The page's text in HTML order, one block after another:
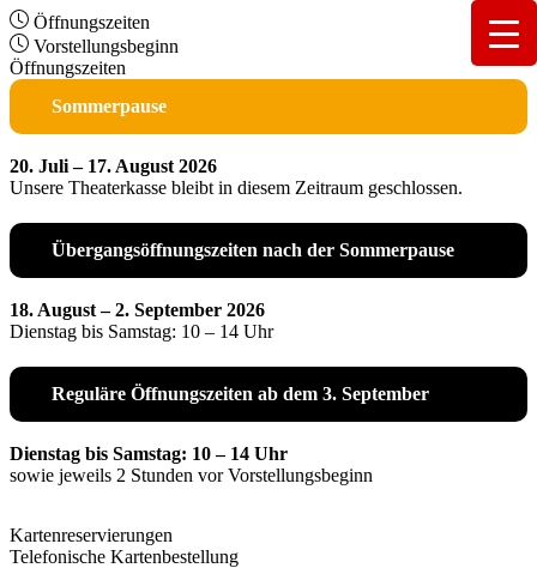
Öffnungszeiten
Vorstellungsbeginn
Öffnungszeiten
Sommerpause
20. Juli – 17. August 2026
Unsere Theaterkasse bleibt in diesem Zeitraum geschlossen.
Übergangsöffnungszeiten nach der Sommerpause
18. August – 2. September 2026
Dienstag bis Samstag: 10 – 14 Uhr
Reguläre Öffnungszeiten ab dem 3. September
Dienstag bis Samstag: 10 – 14 Uhr
sowie jeweils 2 Stunden vor Vorstellungsbeginn
Kartenreservierungen
Telefonische Kartenbestellung